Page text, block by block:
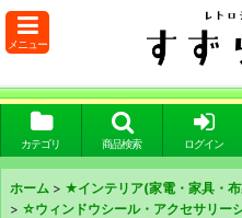
メニュー
カテゴリ 商品検索 ログイン
ホーム > ★インテリア(家電・家具・
> ☆ウィンドウシール・アクセサリー